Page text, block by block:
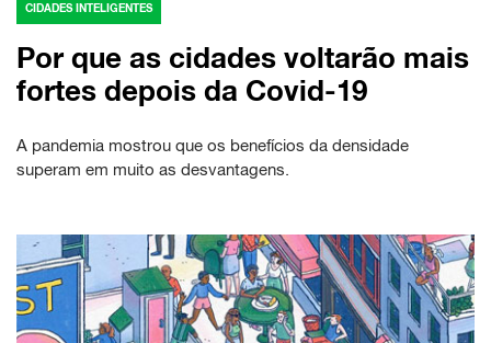
CIDADES INTELIGENTES
Por que as cidades voltarão mais
fortes depois da Covid-19
A pandemia mostrou que os benefícios da densidade
superam em muito as desvantagens.